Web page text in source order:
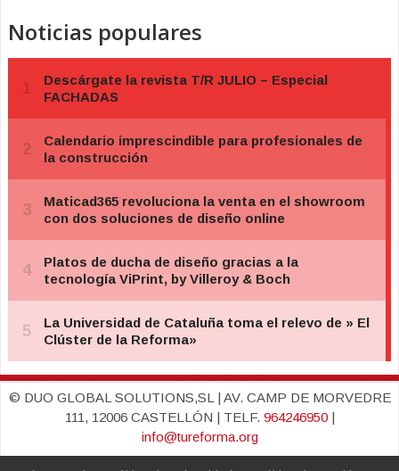
Noticias populares
© DUO GLOBAL SOLUTIONS,SL | AV. CAMP DE MORVEDRE
111, 12006 CASTELLÓN | TELF. 964246950|
info@tureforma.org